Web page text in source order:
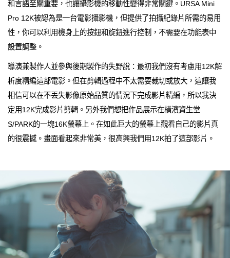
和言語至關重要，也讓攝影機的移動性變得非常關鍵。URSA Mini
Pro 12K被認為是一台電影攝影機，但提供了拍攝紀錄片所需的易用
性，你可以利用機身上的按鈕和旋鈕進行控制，不需要在功能表中
設置調整。
導演兼製作人並參與後期製作的失野說：最初我們沒有考慮用12K解
析度精編這部電影。但在剪輯過程中不太需要裁切或放大，這讓我
相信可以在不丟失影像原始品質的情況下完成影片精編，所以我決
定用12K完成影片剪輯。另外我們想把作品展示在橫濱資生堂
S/PARK的一塊16K螢幕上。在如此巨大的螢幕上觀看自己的影片真
的很震撼。畫面看起來非常美，很高興我們用12K拍了這部影片。